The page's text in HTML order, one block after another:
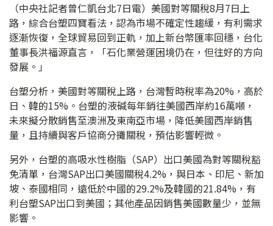
（中央社記者曾仁凱台北7日電）美國對等關稅8月7日上
路，綜合台塑四寶看法，認為市場不確定性趨緩，有利需求
逐漸恢復，全球貿易回到正軌，加上新台幣匯率回穩，台化
董事長洪福源直言，「石化業營運困境仍在，但往好的方向
發展。」
台塑分析，美國對等關稅上路，台灣暫時稅率為20%，高於
日、韓的15%。台塑的液碱每年銷往美國西岸約16萬噸，
未來擬分散銷售至澳洲及東南亞市場，降低美國西岸銷售
量，且持續與客戶協商分攤關稅，預估影響輕微。
另外，台塑的高吸水性樹脂（SAP）出口美國為對等關稅豁
免清單，台灣SAP出口美國關稅4.2%，與日本、印尼、新加
坡、泰國相同，遠低於中國的29.2%及韓國的21.84%，有
利台塑SAP出口到美國；其他產品因銷售美國數量少，並無
影響。